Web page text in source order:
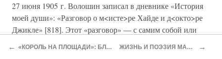
27 июня 1905 г. Волошин записал в дневнике «История
моей души»: «Разговор о м<исте>ре Хайде и д<окто>ре
Джикле» [818]. Этот «разговор» — с самим собой или
был продолжен в письме к ней, отправленном 3 июля:
← «КОРОЛЬ НА ПЛОЩАДИ»: БЛОК НА ФОНЕ ПШИБЫШЕВСКОГО ЖИЗНЬ И ПОЭЗИЯ МАКСИМИЛИАНА ВОЛОШИНА →